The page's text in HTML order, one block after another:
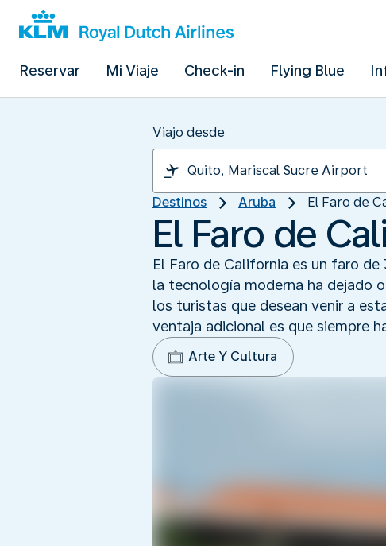
Reservar Mi Viaje Check-in Flying Blue
Viajo desde
Destinos Aruba El Faro de
El Faro de
El Faro de California es un faro
la tecnología moderna ha dejado
los turistas que desean venir a
ventaja adicional es que siempre
Arte Y Cultura